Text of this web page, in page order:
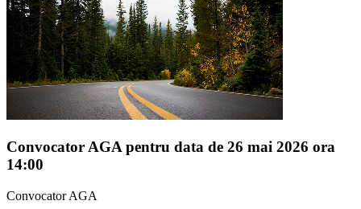
Convocator AGA pentru data de 26 mai 2026 ora
14:00
Convocator AGA